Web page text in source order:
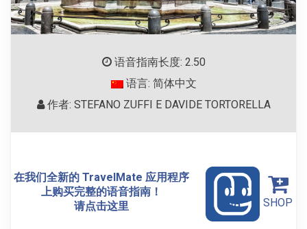
语音指南长度: 2.50
语言: 简体中文
作者: STEFANO ZUFFI E DAVIDE TORTORELLA
在我们全新的 TravelMate 应用程序
上购买完整的语音指南！
请点击这里
SHOP